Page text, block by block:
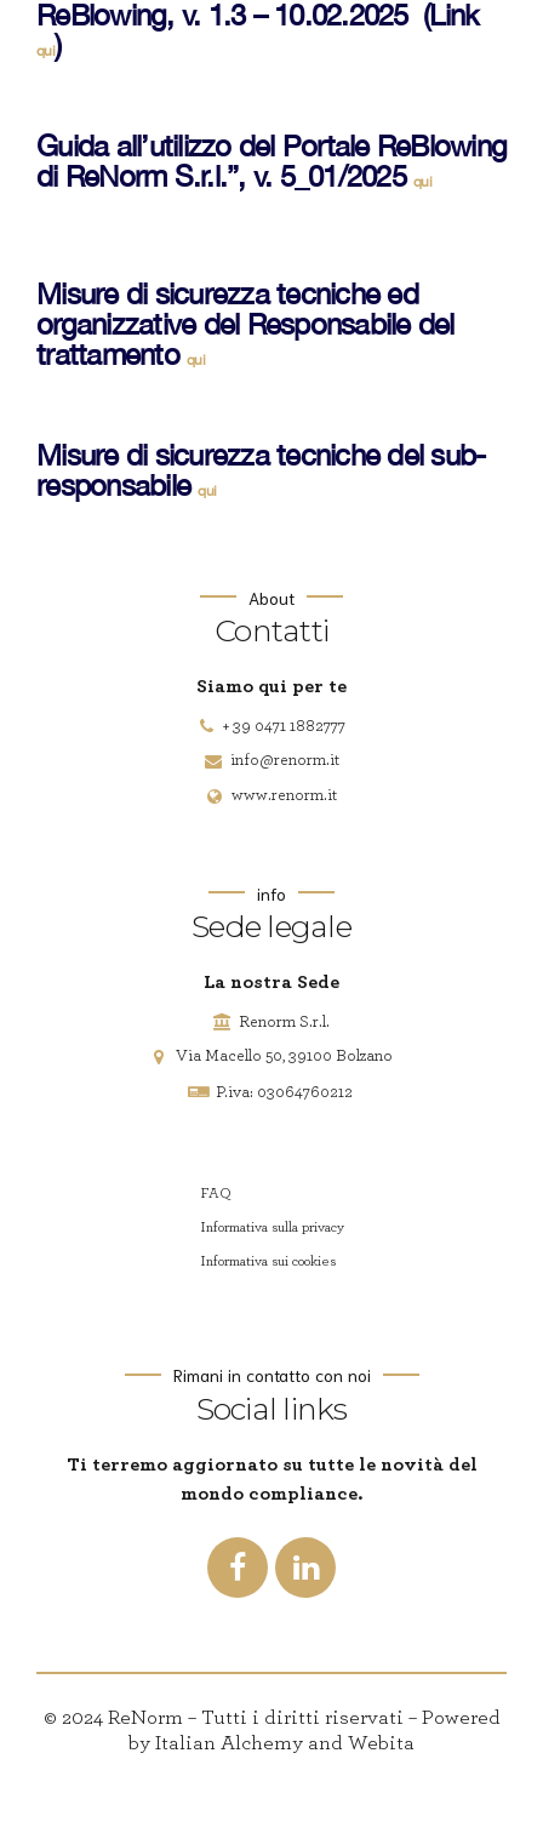
ReBlowing, v. 1.3 – 10.02.2025 (Link
qui)
Guida all’utilizzo del Portale ReBlowing
di ReNorm S.r.l.”, v. 5_01/2025 qui
Misure di sicurezza tecniche ed
organizzative del Responsabile del
trattamento qui
Misure di sicurezza tecniche del sub-
responsabilequi
About
Contatti
Siamo qui per te
+ 39 0471 1882777
info@renorm.it
www.renorm.it
info
Sede legale
La nostra Sede
Renorm S.r.l.
Via Macello 50, 39100 Bolzano
P.iva: 03064760212
FAQ
Informativa sulla privacy
Informativa sui cookies
Rimani in contatto con noi
Social links
Ti terremo aggiornato su tutte le novità del
mondo compliance.
© 2024 ReNorm – Tutti i diritti riservati – Powered
by Italian Alchemy and Webita